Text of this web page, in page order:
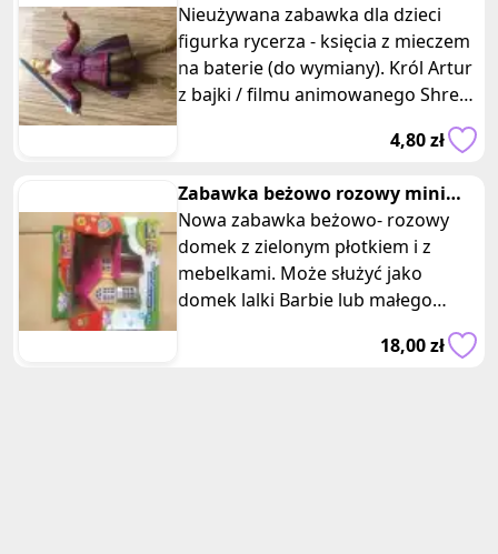
z mieczem Mcdonalds
Nieużywana zabawka dla dzieci
figurka rycerza - księcia z mieczem
na baterie (do wymiany). Król Artur
z bajki / filmu animowanego Shrek
4,80 zł
Zabawka beżowo rozowy mini
domek lalki barbie z meblami
Nowa zabawka beżowo- rozowy
domek z zielonym płotkiem i z
mebelkami. Może służyć jako
domek lalki Barbie lub małego
misia. Wymiary opakowania: 18 x
18,00 zł